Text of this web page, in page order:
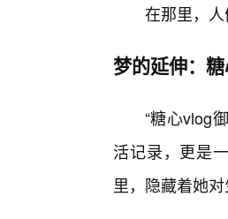
在那里，
梦的延伸：
“糖心vlog
活记录，更是
里，隐藏着她